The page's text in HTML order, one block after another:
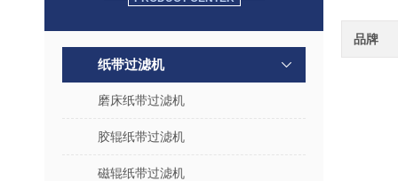
纸带过滤机
磨床纸带过滤机
胶辊纸带过滤机
磁辊纸带过滤机
品牌